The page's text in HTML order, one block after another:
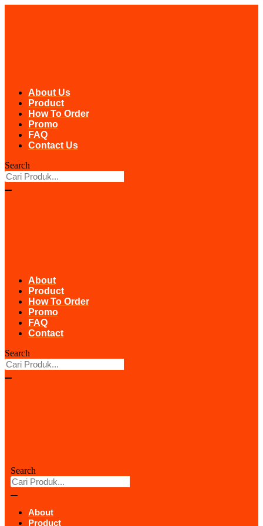
About Us
Product
How To Order
Promo
FAQ
Contact Us
Search
About
Product
How To Order
Promo
FAQ
Contact
Search
Search
About
Product